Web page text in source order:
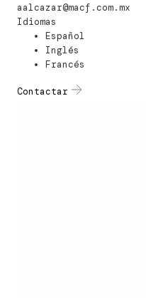
aalcazar@macf.com.mx
Idiomas
Español
Inglés
Francés
Contactar